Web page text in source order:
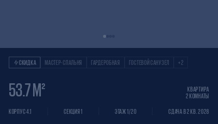
СКИДКА МАСТЕР-СПАЛЬНЯ ГАРДЕРОБНАЯ ГОСТЕВОЙ САНУЗЕЛ +2
Квартира 2
53.7 М²
КВАРТИРА
2 КОМНАТЫ
КОРПУС 4.1 СЕКЦИЯ 1 ЭТАЖ 1/20 СДАЧА В 2 КВ. 2028